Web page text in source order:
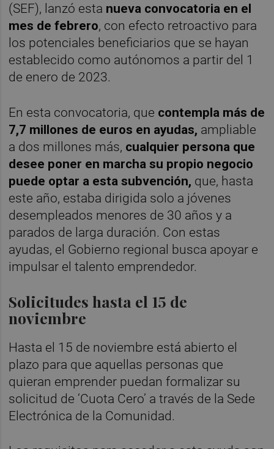
(SEF), lanzó esta nueva convocatoria en el
mes de febrero, con efecto retroactivo para
los potenciales beneficiarios que se hayan
establecido como autónomos a partir del 1
de enero de 2023.
En esta convocatoria, que contempla más de
7,7 millones de euros en ayudas, ampliable
a dos millones más, cualquier persona que
desee poner en marcha su propio negocio
puede optar a esta subvención, que, hasta
este año, estaba dirigida solo a jóvenes
desempleados menores de 30 años y a
parados de larga duración. Con estas
ayudas, el Gobierno regional busca apoyar e
impulsar el talento emprendedor.
Solicitudes hasta el 15 de
noviembre
Hasta el 15 de noviembre está abierto el
plazo para que aquellas personas que
quieran emprender puedan formalizar su
solicitud de ‘Cuota Cero’ a través de la Sede
Electrónica de la Comunidad.